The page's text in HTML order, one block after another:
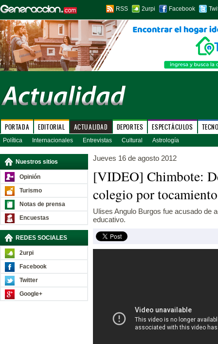
RSS 2urpi Facebook
PORTADA EDITORIAL ACTUALIDAD DEPORTES ESPECTÁCULOS
Política Internacionales Entrevistas Cultural Astrología
Nuestros sitios
Opinión
Turismo
Notas de prensa
Encuestas
REDES SOCIALES
2urpi
Facebook
Twitter
Google+
Jueves 16 de agosto 2012
[VIDEO] Chimbote:
colegio por
Ulises Angulo Burgos fue acusado de
educativo.